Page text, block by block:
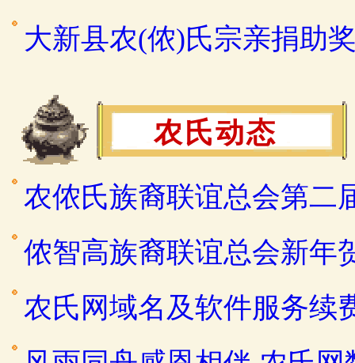
大新县农(侬)氏宗亲捐助
农氏动态
农侬氏族裔联谊总会第二
侬智高族裔联谊总会新年
农氏网域名及软件服务续